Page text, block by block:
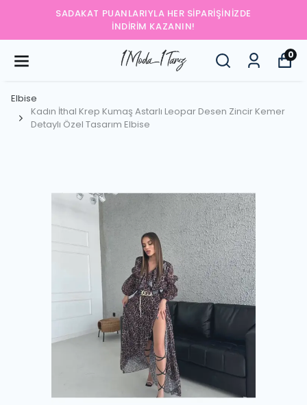
SADAKAT PUANLARIYLA HER SIPARIŞINIZDE
İNDIRIM KAZANIN!
0
Elbise
Kadın İthal Krep Kumaş Astarlı Leopar Desen Zincir Kemer
Detaylı Özel Tasarım Elbise